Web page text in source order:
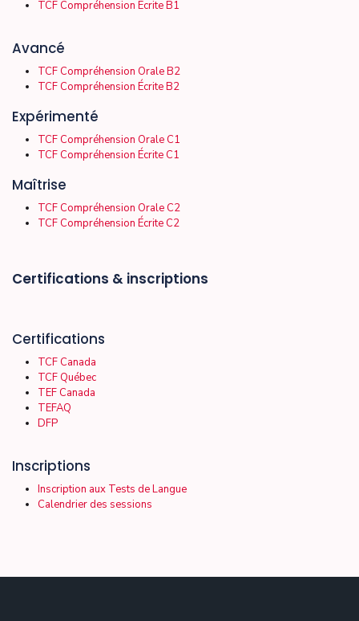
TCF Compréhension Écrite B1
Avancé
TCF Compréhension Orale B2
TCF Compréhension Écrite B2
Expérimenté
TCF Compréhension Orale C1
TCF Compréhension Écrite C1
Maîtrise
TCF Compréhension Orale C2
TCF Compréhension Écrite C2
Certifications & inscriptions
Certifications
TCF Canada
TCF Québec
TEF Canada
TEFAQ
DFP
Inscriptions
Inscription aux Tests de Langue
Calendrier des sessions